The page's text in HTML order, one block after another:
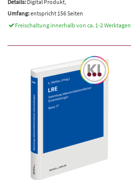
Details: Digital Produkt,
Umfang:entspricht 156 Seiten
Freischaltung innerhalb von ca. 1-2 Werktagen